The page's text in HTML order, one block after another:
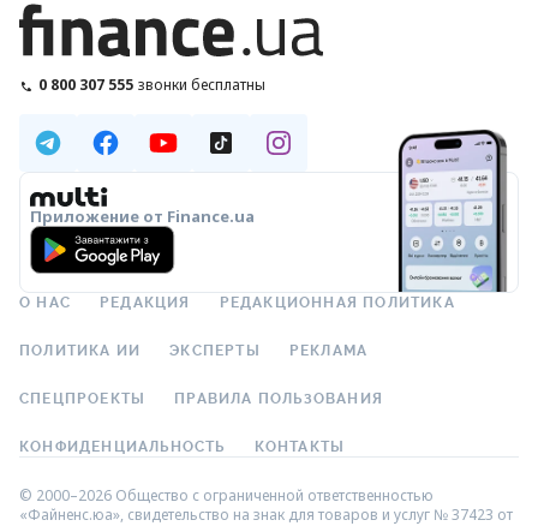
0 800 307 555 звонки бесплатны
Приложение от Finance.ua
О НАС РЕДАКЦИЯ РЕДАКЦИОННАЯ ПОЛИТИКА
ПОЛИТИКА ИИ ЭКСПЕРТЫ РЕКЛАМА
СПЕЦПРОЕКТЫ ПРАВИЛА ПОЛЬЗОВАНИЯ
КОНФИДЕНЦИАЛЬНОСТЬ КОНТАКТЫ
© 2000–2026 Общество с ограниченной ответственностью
«Файненс.юа», свидетельство на знак для товаров и услуг № 37423 от